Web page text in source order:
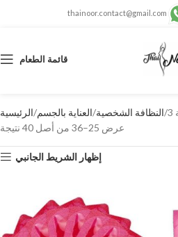
thainoor.contact@gmail.com
قائمة الطعام
الرئيسية العناية بالجسم النظافة الشخصية
عرض 25–36 من أصل 40 نتيجة
إظهار الشريط الجانبي